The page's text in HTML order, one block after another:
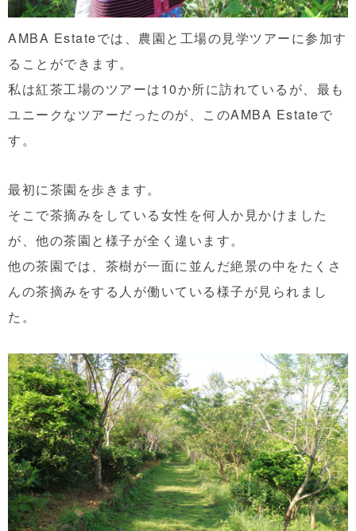
AMBA Estateでは、農園と工場の見学ツアーに参加す
ることができます。
私は紅茶工場のツアーは10か所に訪れているが、最も
ユニークなツアーだったのが、このAMBA Estateで
す。
最初に茶園を歩きます。
そこで茶摘みをしている女性を何人か見かけました
が、他の茶園と様子が全く違います。
他の茶園では、茶樹が一面に並んだ絶景の中をたくさ
んの茶摘みをする人が働いている様子が見られまし
た。